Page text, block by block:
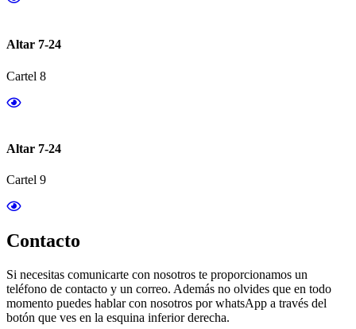
Altar 7-24
Cartel 8
Altar 7-24
Cartel 9
Contacto
Si necesitas comunicarte con nosotros te proporcionamos un
teléfono de contacto y un correo. Además no olvides que en todo
momento puedes hablar con nosotros por whatsApp a través del
botón que ves en la esquina inferior derecha.